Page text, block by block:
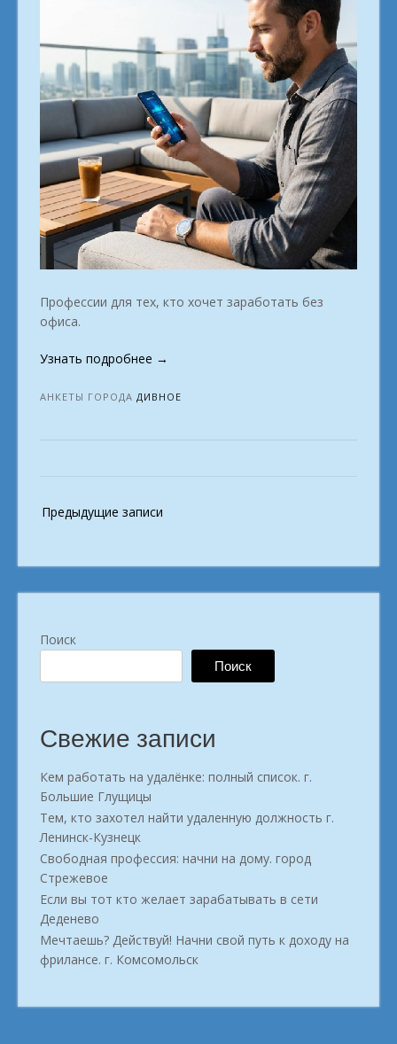
Профессии для тех, кто хочет заработать без
офиса.
Узнать подробнее «Людям
захотел
виртуальную
в
→
АНКЕТЫ ГОРОДА ДИВНОЕ
Навигация
по
Предыдущие записи
Поиск
Поиск
Свежие записи
Кем работать на удалёнке: полный список. г.
Большие Глущицы
Тем, кто захотел найти удаленную должность г.
Ленинск-Кузнецк
Свободная профессия: начни на дому. город
Стрежевое
Если вы тот кто желает зарабатывать в сети
Деденево
Мечтаешь? Действуй! Начни свой путь к доходу на
фрилансе. г. Комсомольск